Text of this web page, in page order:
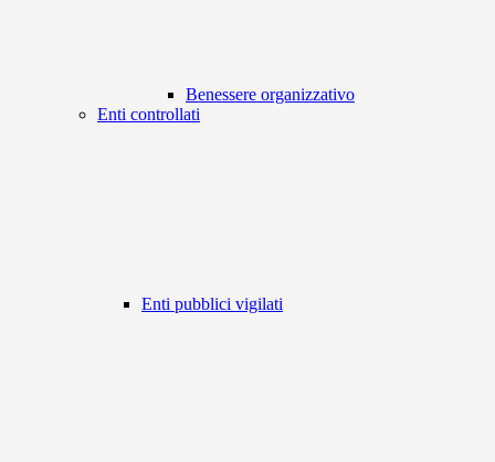
Benessere organizzativo
Enti controllati
Enti pubblici vigilati